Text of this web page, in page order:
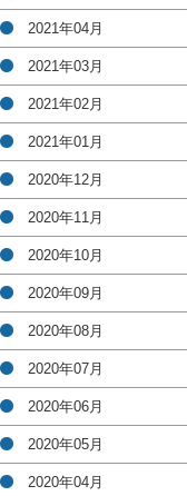
2021年04月
2021年03月
2021年02月
2021年01月
2020年12月
2020年11月
2020年10月
2020年09月
2020年08月
2020年07月
2020年06月
2020年05月
2020年04月